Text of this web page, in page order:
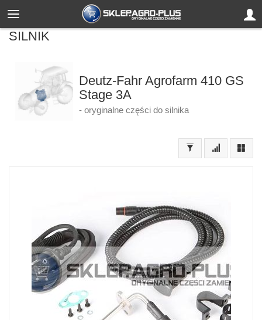
SILNIK
Deutz-Fahr Agrofarm 410 GS
Stage 3A
- oryginalne części do silnika